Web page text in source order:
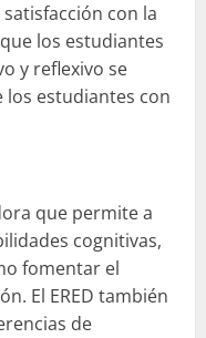
con la
los estudiantes
y reflexivo se
los estudiantes con
que permite a
cognitivas,
fomentar el
El ERED también
de